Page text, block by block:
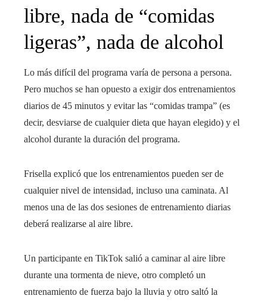
libre, nada de “comidas
ligeras”, nada de alcohol
Lo más difícil del programa varía de persona a persona.
Pero muchos se han opuesto a exigir dos entrenamientos
diarios de 45 minutos y evitar las “comidas trampa” (es
decir, desviarse de cualquier dieta que hayan elegido) y el
alcohol durante la duración del programa.
Frisella explicó que los entrenamientos pueden ser de
cualquier nivel de intensidad, incluso una caminata. Al
menos una de las dos sesiones de entrenamiento diarias
deberá realizarse al aire libre.
Un participante en TikTok salió a caminar al aire libre
durante una tormenta de nieve, otro completó un
entrenamiento de fuerza bajo la lluvia y otro saltó la